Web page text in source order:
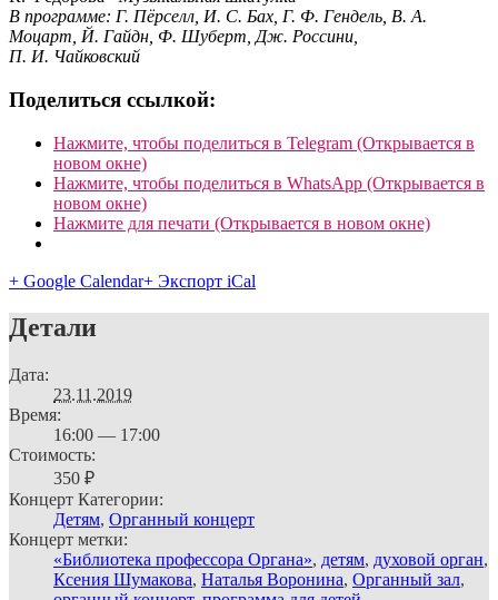
В программе: Г. Пёрселл, И. С. Бах, Г. Ф. Гендель, В. А.
Моцарт, Й. Гайдн, Ф. Шуберт, Дж. Россини,
П. И. Чайковский
Поделиться ссылкой:
Нажмите, чтобы поделиться в Telegram (Открывается в
новом окне)
Нажмите, чтобы поделиться в WhatsApp (Открывается в
новом окне)
Нажмите для печати (Открывается в новом окне)
+ Google Calendar+ Экспорт iCal
Детали
Дата:
23.11.2019
Время:
16:00 — 17:00
Стоимость:
350 ₽
Концерт Категории:
Детям, Органный концерт
Концерт метки:
«Библиотека профессора Органа», детям, духовой орган,
Ксения Шумакова, Наталья Воронина, Органный зал,